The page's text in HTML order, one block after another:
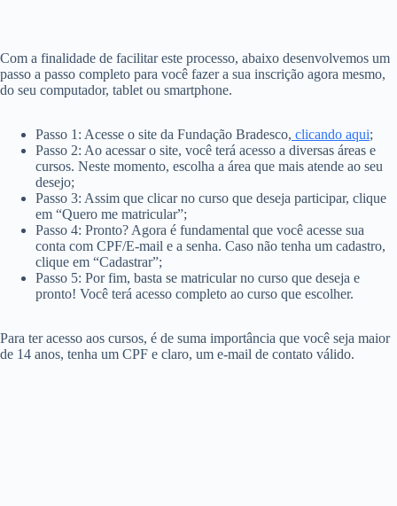
Com a finalidade de facilitar este processo, abaixo desenvolvemos um
passo a passo completo para você fazer a sua inscrição agora mesmo,
do seu computador, tablet ou smartphone.
Passo 1: Acesse o site da Fundação Bradesco, clicando aqui;
Passo 2: Ao acessar o site, você terá acesso a diversas áreas e
cursos. Neste momento, escolha a área que mais atende ao seu
desejo;
Passo 3: Assim que clicar no curso que deseja participar, clique
em “Quero me matricular”;
Passo 4: Pronto? Agora é fundamental que você acesse sua
conta com CPF/E-mail e a senha. Caso não tenha um cadastro,
clique em “Cadastrar”;
Passo 5: Por fim, basta se matricular no curso que deseja e
pronto! Você terá acesso completo ao curso que escolher.
Para ter acesso aos cursos, é de suma importância que você seja maior
de 14 anos, tenha um CPF e claro, um e-mail de contato válido.